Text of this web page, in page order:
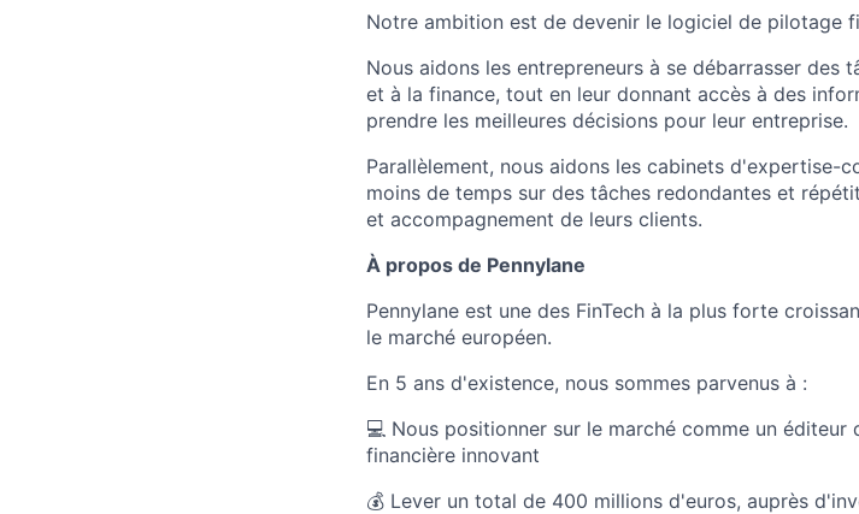
Notre ambition est de devenir le logiciel de pilotage
Nous aidons les entrepreneurs à se débarrasser des
et à la finance, tout en leur donnant accès à des
prendre les meilleures décisions pour leur entreprise.
Parallèlement, nous aidons les cabinets d'expertise-
moins de temps sur des tâches redondantes et
et accompagnement de leurs clients.
À propos de Pennylane
Pennylane est une des FinTech à la plus forte
le marché européen.
En 5 ans d'existence, nous sommes parvenus à :
💻 Nous positionner sur le marché comme un
financière innovant
💰 Lever un total de 400 millions d'euros, auprès